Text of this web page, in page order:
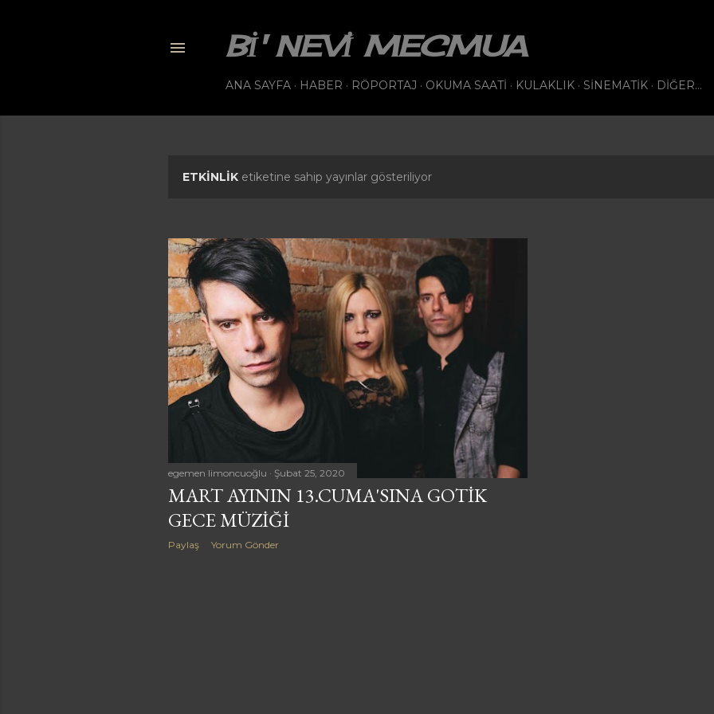
BI' NEVI MECMUA
ANA SAYFA HABER RÖPORTAJ OKUMA SAATI KULAKLIK SINEMATIK DIĞER…
K
y
ı
t
l
a
r
ETKINLIK etiketine sahip yayınlar gösteriliyor
egemen limoncuoğlu Şubat 25, 2020
MART AYININ 13.CUMA'SINA GOTIK
GECE MÜZIĞI
Paylaş Yorum Gönder